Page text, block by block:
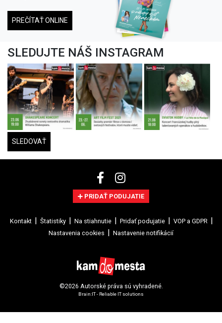
PREČÍTAŤ ONLINE
SLEDUJTE NÁŠ INSTAGRAM
SLEDOVAŤ
PRIDAŤ PODUJATIE
Kontakt Štatistiky Na stiahnutie Pridať podujatie
VOP a GDPR
Nastavenia cookies
Nastavenie notifikácií
©2026 Autorské práva sú vyhradené.
Brain:IT - Reliable IT solutions